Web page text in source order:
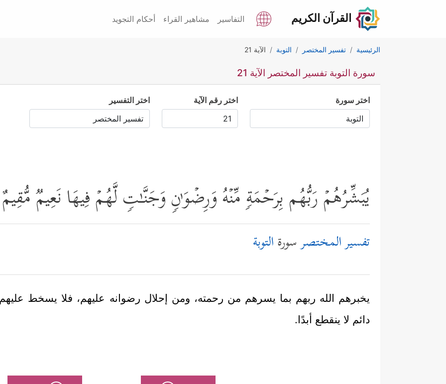
القرآن الكريم التفاسير مشاهير القراء أحكام التجويد
الرئيسية تفسير المختصر التوبة الآية 21
سورة التوبة تفسير المختصر الآية 21
اختر سورة اختر رقم الآية اختر التفسير
یُبَشِّرُهُمۡ رَبُّهُم بِرَحۡمَةࣲ مِّنۡهُ وَرِضۡوَ ٰ⁠نࣲ وَجَنَّـٰتࣲ لَّهُمۡ فِیهَا نَعِیمࣱ
تفسير المختصرسورةالتوبة
يخبرهم الله ربهم بما يسرهم من رحمته، ومن إحلال رضوانه عليهم، فلا يسخط عليهم
دائم لا ينقطع أبدًا.